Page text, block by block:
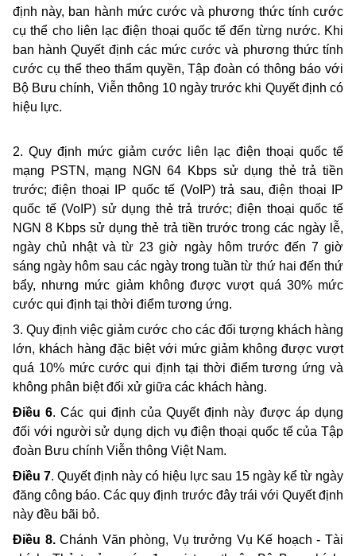
định này, ban hành mức cước và phương thức tính cước
cụ thể cho liên lạc điện thoại quốc tế đến từng nước. Khi
ban hành Quyết định các mức cước và phương thức tính
cước cụ thể theo thẩm quyền, Tập đoàn có thông báo với
Bộ Bưu chính, Viễn thông 10 ngày trước khi Quyết định có
hiệu lực.
2. Quy định mức giảm cước liên lạc điện thoại quốc tế
mạng PSTN, mạng NGN 64 Kbps sử dụng thẻ trả tiền
trước; điện thoại IP quốc tế (VoIP) trả sau, điện thoại IP
quốc tế (VoIP) sử dụng thẻ trả trước; điện thoại quốc tế
NGN 8 Kbps sử dụng thẻ trả tiền trước trong các ngày lễ,
ngày chủ nhật và từ 23 giờ ngày hôm trước đến 7 giờ
sáng ngày hôm sau các ngày trong tuần từ thứ hai đến thứ
bẩy, nhưng mức giảm không được vượt quá 30% mức
cước qui định tại thời điểm tương ứng.
3. Quy định việc giảm cước cho các đối tượng khách hàng
lớn, khách hàng đặc biệt với mức giảm không được vượt
quá 10% mức cước qui định tại thời điểm tương ứng và
không phân biệt đối xử giữa các khách hàng.
Điều 6. Các qui định của Quyết định này được áp dụng
đối với người sử dụng dịch vụ điện thoại quốc tế của Tập
đoàn Bưu chính Viễn thông Việt Nam.
Điều 7. Quyết định này có hiệu lực sau 15 ngày kể từ ngày
đăng công báo. Các quy định trước đây trái với Quyết định
này đều bãi bỏ.
Điều 8.Chánh Văn phòng, Vụ trưởng Vụ Kế hoạch - Tài